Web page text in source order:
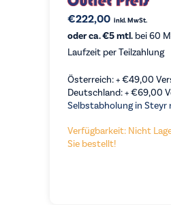
€222,00 inkl. MwSt.
oder ca. €5 mtl. bei 60
Laufzeit per Teilzahlung
Österreich: +€49,00
Deutschland: +€69,00
Selbstabholung in Steyr
Verfügbarkeit: Nicht
Sie bestellt!